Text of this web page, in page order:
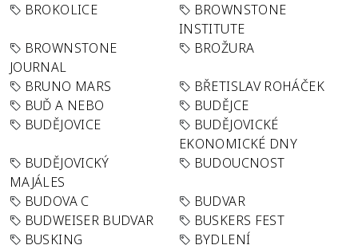
BROKOLICE
BROWNSTONE
INSTITUTE
BROWNSTONE
JOURNAL
BROŽURA
BRUNO MARS
BŘETISLAV ROHÁČEK
BUĎ A NEBO
BUDĚJCE
BUDĚJOVICE
BUDĚJOVICKÉ
EKONOMICKÉ DNY
BUDĚJOVICKÝ
MAJÁLES
BUDOUCNOST
BUDOVA C
BUDVAR
BUDWEISER BUDVAR
BUSKERS FEST
BUSKING
BYDLENÍ